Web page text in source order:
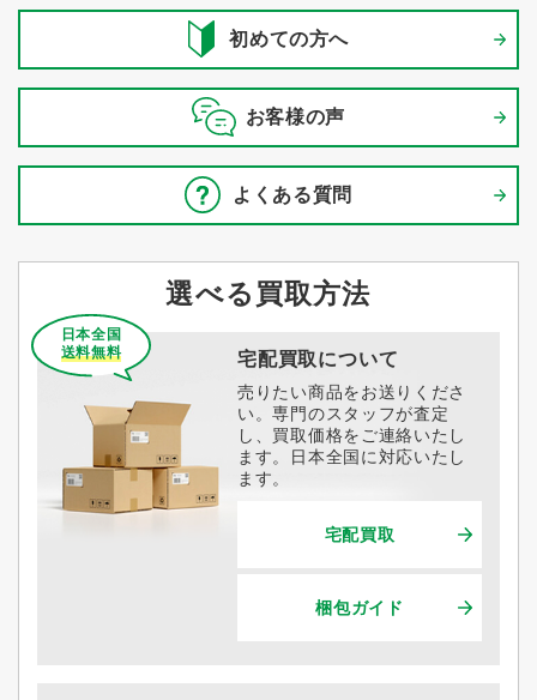
初めての方へ
お客様の声
よくある質問
選べる買取方法
宅配買取について
日本全国
送料無料
売りたい商品をお送りくださ
い。専門のスタッフが査定
し、買取価格をご連絡いたし
ます。日本全国に対応いたし
ます。
宅配買取
梱包ガイド